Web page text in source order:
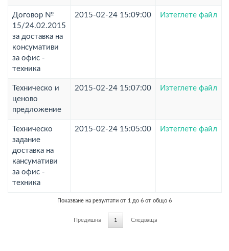
Договор №
15/24.02.2015
за доставка на
консумативи
за офис -
техника
2015-02-24 15:09:00 Изтеглете файл
Техническо и
ценово
предложение
2015-02-24 15:07:00 Изтеглете файл
Техническо
задание
доставка на
кансумативи
за офис -
техника
2015-02-24 15:05:00 Изтеглете файл
Показване на резултати от 1 до 6 от общо 6
Предишна 1 Следваща